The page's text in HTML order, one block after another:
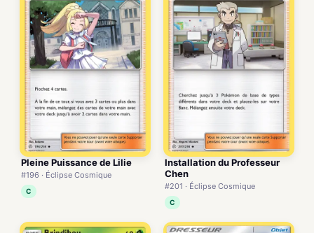
Pleine Puissance de Lilie
#196 · Éclipse Cosmique
C
Installation du Professeur
Chen
#201 · Éclipse Cosmique
C